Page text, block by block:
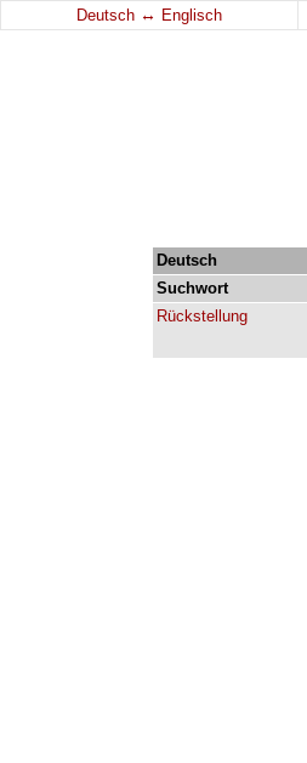
Deutsch ↔ Englisch
Deutsch
Suchwort
Rückstellung